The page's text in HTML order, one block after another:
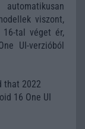
viszont,
16-tal véget ér,
UI-verzióból
that 2022
16 One UI